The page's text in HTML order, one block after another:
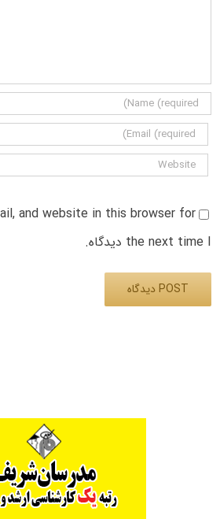
and website in this browser for
the next time I دیدگاه.